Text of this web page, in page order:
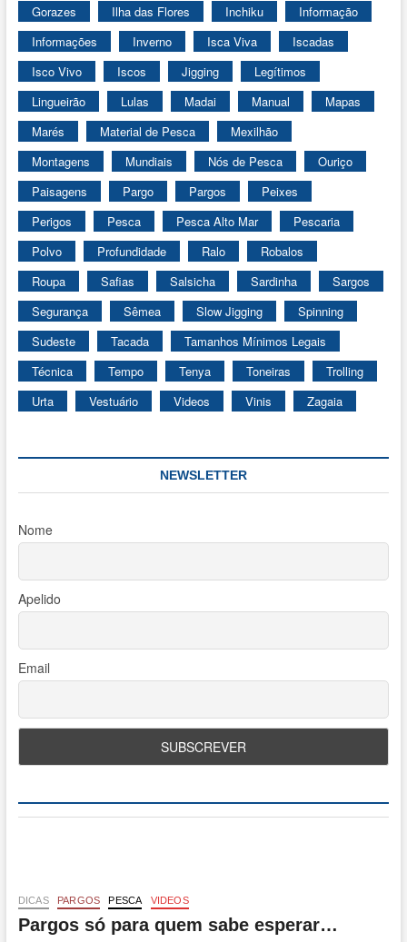
Gorazes
Ilha das Flores Inchiku
Informação
Informações
Inverno Isca Viva
Iscadas
Isco Vivo
Iscos Jigging
Legítimos
Lingueirão
Lulas Madai Manual
Mapas
Marés
Material de Pesca
Mexilhão
Montagens
Mundiais Nós de Pesca
Ouriço
Paisagens
Pargo Pargos
Peixes
Perigos
Pesca Pesca Alto Mar
Pescaria
Polvo
Profundidade Ralo
Robalos
Roupa
Safias Salsicha Sardinha
Sargos
Segurança
Sêmea Slow Jigging
Spinning
Sudeste
Tacada
Tamanhos Mínimos Legais
Técnica
Tempo Tenya Toneiras
Trolling
Urta
Vestuário Videos Vinis Zagaia
NEWSLETTER
Nome
Apelido
Email
DICAS PARGOS PESCA VIDEOS
Pargos só para quem sabe esperar…